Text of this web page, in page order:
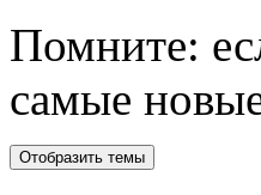
Помните:
самые